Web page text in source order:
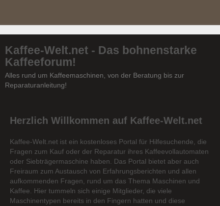
Kaffee-Welt.net - Das bohnenstarke
Kaffeeforum!
Alles rund um Kaffeemaschinen, von der Beratung bis zur
Reparaturanleitung!
Herzlich Willkommen auf Kaffee-Welt.net
Kaffee-Welt.net ist ein kostenloses Portal für Hilfesuchende, die
Fragen zum Kauf oder der Reparatur ihres Kaffeevollautomaten
oder Siebträgermaschine haben. Das Portal bietet aber auch
Freiraum zum Austausch von Erfahrungsberichten und allen
aufkommenden Fragen, rund um das Thema Maschinen und
Kaffee. Hier tummeln sich einige Mitglieder, die viele
Maschinentypen bereits in den Fingern hatten und diese